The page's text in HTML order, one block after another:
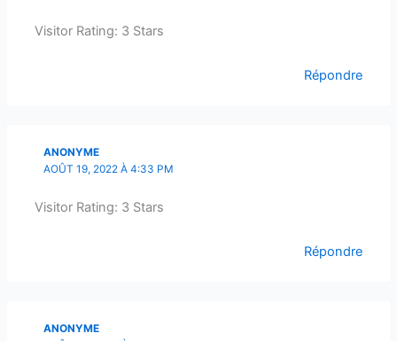
Visitor Rating: 3 Stars
Répondre
ANONYME
AOÛT 19, 2022 À 4:33 PM
Visitor Rating: 3 Stars
Répondre
ANONYME